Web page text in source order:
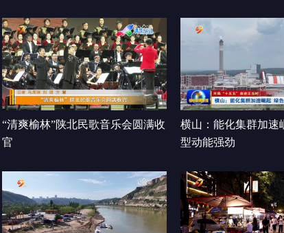
“清爽榆林”陕北民歌音乐会圆满收
官
横山：能化集群加速
型动能强劲